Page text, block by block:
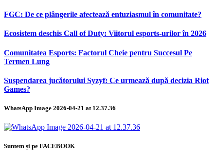
FGC: De ce plângerile afectează entuziasmul în comunitate?
Ecosistem deschis Call of Duty: Viitorul esports-urilor în 2026
Comunitatea Esports: Factorul Cheie pentru Succesul Pe
Termen Lung
Suspendarea jucătorului Syzyf: Ce urmează după decizia Riot
Games?
WhatsApp Image 2026-04-21 at 12.37.36
Suntem și pe FACEBOOK